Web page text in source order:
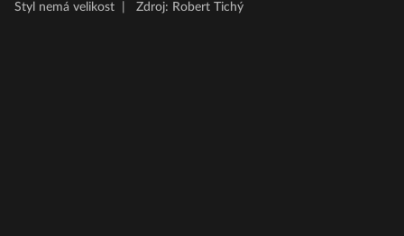
Styl nemá velikost Zdroj: Robert Tichý